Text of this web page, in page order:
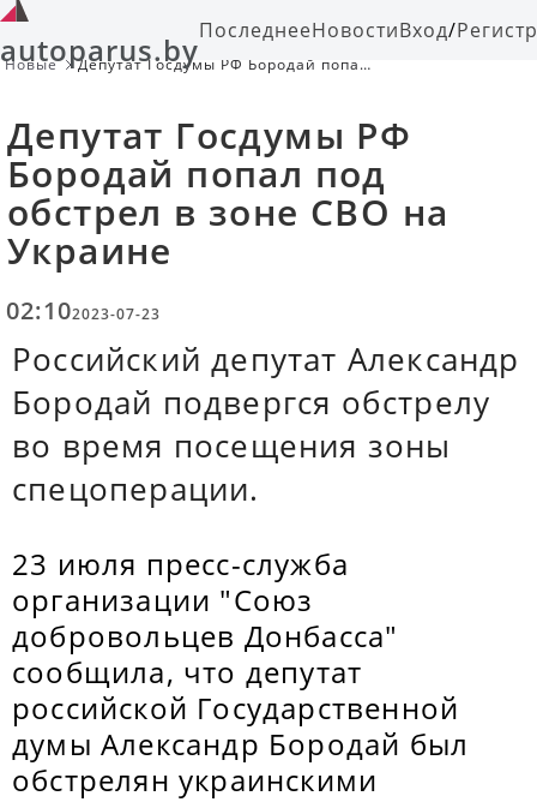
autoparus.byПоследнееНовостиВход/
Новые
Депутат Госдумы РФ Бородай попал
Депутат Госдумы РФ
Бородай попал под
обстрел в зоне СВО на
Украине
02:102023-07-23
Российский депутат Александр
Бородай подвергся обстрелу
во время посещения зоны
спецоперации.
23 июля пресс-служба
организации "Союз
добровольцев Донбасса"
сообщила, что депутат
российской Государственной
думы Александр Бородай был
обстрелян украинскими